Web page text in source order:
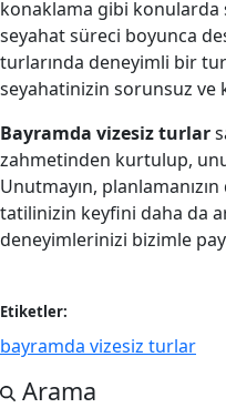
konaklama gibi konularda
seyahat süreci boyunca
turlarında deneyimli bir
seyahatinizin sorunsuz ve
Bayramda vizesiz turlar
zahmetinden kurtulup,
Unutmayın,
tatilinizin keyfini daha da
deneyimlerinizi bizimle
Etiketler:
bayramda vizesiz turlar
Arama